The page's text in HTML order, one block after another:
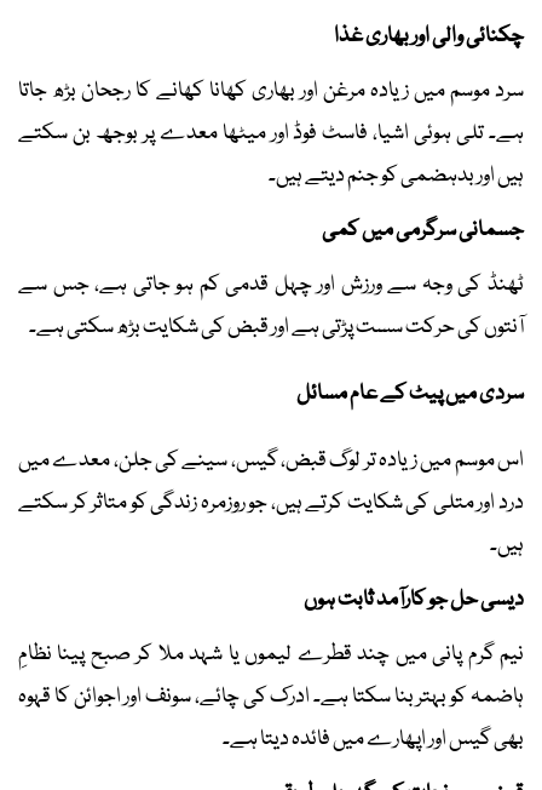
چکنائی والی اور بھاری غذا
سرد موسم میں زیادہ مرغن اور بھاری کھانا کھانے کا رجحان بڑھ جاتا
ہے۔ تلی ہوئی اشیا، فاسٹ فوڈ اور میٹھا معدے پر بوجھ بن سکتے
ہیں اور بدہضمی کو جنم دیتے ہیں۔
جسمانی سرگرمی میں کمی
ٹھنڈ کی وجہ سے ورزش اور چہل قدمی کم ہو جاتی ہے، جس سے
آنتوں کی حرکت سست پڑتی ہے اور قبض کی شکایت بڑھ سکتی ہے۔
سردی میں پیٹ کے عام مسائل
اس موسم میں زیادہ تر لوگ قبض، گیس، سینے کی جلن، معدے میں
درد اور متلی کی شکایت کرتے ہیں، جو روزمرہ زندگی کو متاثر کر سکتے
ہیں۔
دیسی حل جو کارآمد ثابت ہوں
نیم گرم پانی میں چند قطرے لیموں یا شہد ملا کر صبح پینا نظامِ
ہاضمہ کو بہتر بنا سکتا ہے۔ ادرک کی چائے، سونف اور اجوائن کا قہوہ
بھی گیس اور اپھارے میں فائدہ دیتا ہے۔